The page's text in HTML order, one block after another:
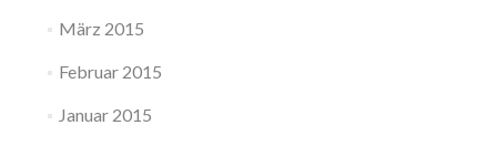
März 2015
Februar 2015
Januar 2015